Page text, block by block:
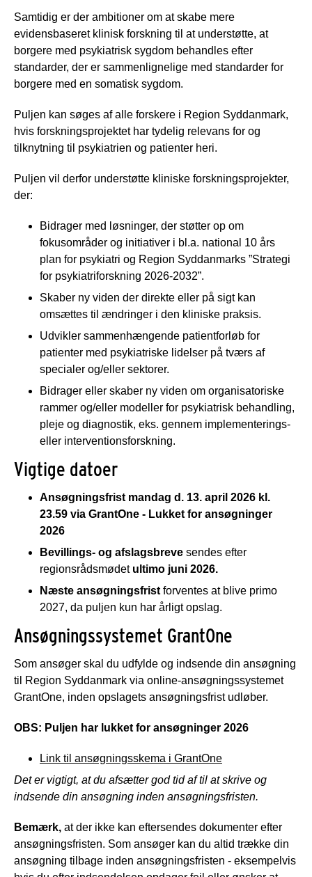
Samtidig er der ambitioner om at skabe mere
evidensbaseret klinisk forskning til at understøtte, at
borgere med psykiatrisk sygdom behandles efter
standarder, der er sammenlignelige med standarder for
borgere med en somatisk sygdom.
Puljen kan søges af alle forskere i Region Syddanmark,
hvis forskningsprojektet har tydelig relevans for og
tilknytning til psykiatrien og patienter heri.
Puljen vil derfor understøtte kliniske forskningsprojekter,
der:
Bidrager med løsninger, der støtter op om
fokusområder og initiativer i bl.a. national 10 års
plan for psykiatri og Region Syddanmarks ”Strategi
for psykiatriforskning 2026-2032”.
Skaber ny viden der direkte eller på sigt kan
omsættes til ændringer i den kliniske praksis.
Udvikler sammenhængende patientforløb for
patienter med psykiatriske lidelser på tværs af
specialer og/eller sektorer.
Bidrager eller skaber ny viden om organisatoriske
rammer og/eller modeller for psykiatrisk behandling,
pleje og diagnostik, eks. gennem implementerings-
eller interventionsforskning.
Vigtige datoer
Ansøgningsfrist mandag d. 13. april 2026 kl.
23.59 via GrantOne - Lukket for ansøgninger
2026
Bevillings- og afslagsbreve sendes efter
regionsrådsmødet ultimo juni 2026.
Næste ansøgningsfrist forventes at blive primo
2027, da puljen kun har årligt opslag.
Ansøgningssystemet GrantOne
Som ansøger skal du udfylde og indsende din ansøgning
til Region Syddanmark via online-ansøgningssystemet
GrantOne, inden opslagets ansøgningsfrist udløber.
OBS: Puljen har lukket for ansøgninger 2026
Link til ansøgningsskema i GrantOne
Det er vigtigt, at du afsætter god tid af til at skrive og
indsende din ansøgning inden ansøgningsfristen.
Bemærk, at der ikke kan eftersendes dokumenter efter
ansøgningsfristen. Som ansøger kan du altid trække din
ansøgning tilbage inden ansøgningsfristen - eksempelvis